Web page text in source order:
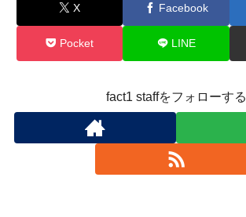
X Facebook
Pocket LINE
fact1 staffをフォローする